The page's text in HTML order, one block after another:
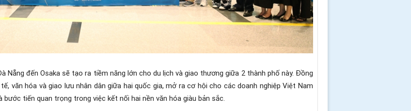
đến Osaka sẽ tạo ra tiềm năng lớn cho du lịch và giao thương giữa 2 thành phố này. Đồng
văn hóa và giao lưu nhân dân giữa hai quốc gia, mở ra cơ hội cho các doanh nghiệp Việt Nam
tiến quan trọng trong việc kết nối hai nền văn hóa giàu bản sắc.